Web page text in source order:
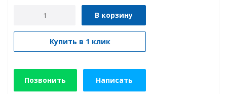
В корзину
Купить в 1 клик
Позвонить Написать